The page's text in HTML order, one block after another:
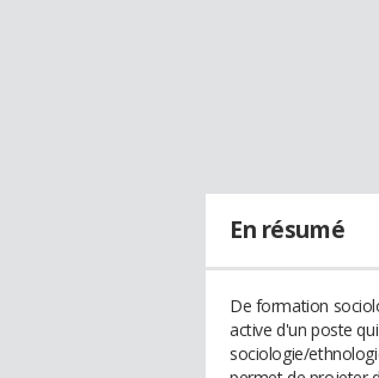
En résumé
De formation
active d'un poste
sociologie/